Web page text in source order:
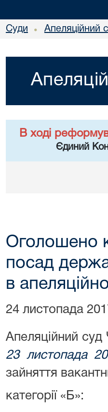
Суди • Апеляційний
В ході
Єдиний
Оголошено
посад
в
24 листопада
Апеляційний суд
23листопада
зайняття
категорії «Б»: